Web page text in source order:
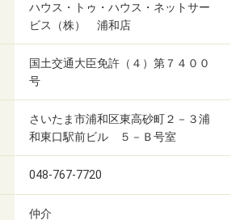
ハウス・トゥ・ハウス・ネットサー
ビス（株） 浦和店
国土交通大臣免許（４）第７４００
号
さいたま市浦和区東高砂町２－３浦
和東口駅前ビル ５－Ｂ号室
048-767-7720
仲介